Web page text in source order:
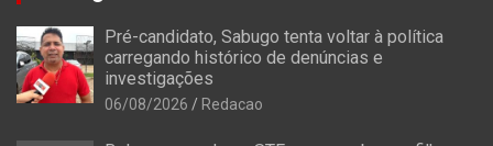
Pré-candidato, Sabugo tenta voltar à política
carregando histórico de denúncias e
investigações
06/08/2026 Redacao